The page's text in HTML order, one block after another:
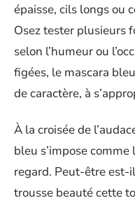
épaisse, cils longs ou
Osez tester plusieurs
selon l’humeur ou
figées, le mascara
de caractère, à
À la croisée de
bleu s’impose
regard. Peut-être est-
trousse beauté cette